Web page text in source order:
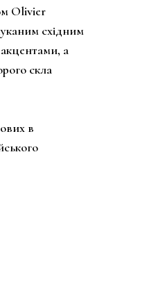
Olivier
східним
а
скла
в